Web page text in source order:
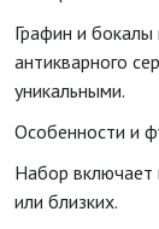
Графин и бокалы
антикварного
уникальными.
Особенности и
Набор включает
или близких.